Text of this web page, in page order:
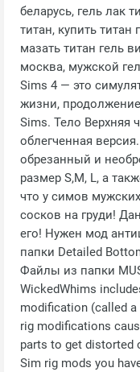
беларусь, гель лак
титан, купить титан
мазать титан гель
москва, мужской
Sims 4 — это
жизни,
Sims. Тело Верхняя
облегченная
обрезанный и
размер S,M, L, а
что у симов
сосков на груди!
его! Нужен мод
папки Detailed
Файлы из папки
WickedWhims
modification (called
rig modifications
parts to get distorted
Sim rig mods you